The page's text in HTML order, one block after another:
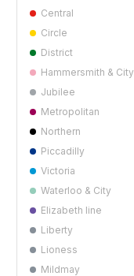
Central
Circle
District
Hammersmith & City
Jubilee
Metropolitan
Northern
Piccadilly
Victoria
Waterloo & City
Elizabeth line
Liberty
Lioness
Mildmay